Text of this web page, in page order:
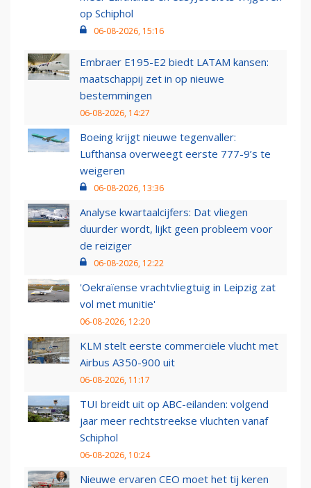
op Schiphol
06-08-2026, 15:16
Embraer E195-E2 biedt LATAM kansen:
maatschappij zet in op nieuwe
bestemmingen
06-08-2026, 14:27
Boeing krijgt nieuwe tegenvaller:
Lufthansa overweegt eerste 777-9’s te
weigeren
06-08-2026, 13:36
Analyse kwartaalcijfers: Dat vliegen
duurder wordt, lijkt geen probleem voor
de reiziger
06-08-2026, 12:22
'Oekraïense vrachtvliegtuig in Leipzig zat
vol met munitie'
06-08-2026, 12:20
KLM stelt eerste commerciële vlucht met
Airbus A350-900 uit
06-08-2026, 11:17
TUI breidt uit op ABC-eilanden: volgend
jaar meer rechtstreekse vluchten vanaf
Schiphol
06-08-2026, 10:24
Nieuwe ervaren CEO moet het tij keren